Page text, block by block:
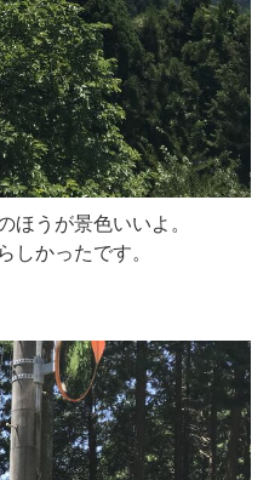
ほうが景色いいよ。
しかったです。